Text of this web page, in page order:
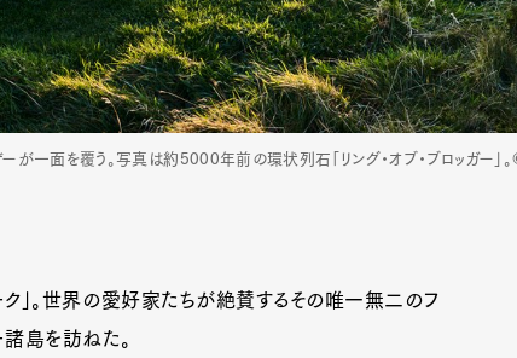
が一面を覆う。写真は約5000年前の環状列石「リング・オブ・ブロッガー
ク」。世界の愛好家たちが絶賛するその唯一無二のフ
島を訪ねた。